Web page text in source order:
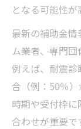
となる可能性が
最新の補助金
ム業者、専門団
例えば、耐震
合（例：50％
時期や受付枠
合わせが重要で